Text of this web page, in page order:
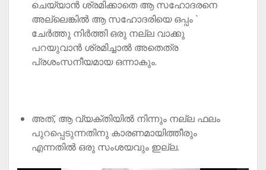
ചെയ്യാൻ ശ്രമിക്കാതെ ആ സഹോദരനെ
അല്ലെങ്കിൽ ആ സഹോദരിയെ ഒപ്പം `
ചേർത്തു നിർത്തി ഒരു നല്ല വാക്കു
പറയുവാൻ ശ്രമിച്ചാൽ അതെത്ര
പ്രശംസനീയമായ ഒന്നാകും.
അത്, ആ വ്യക്തിയിൽ നിന്നും നല്ല ഫലം
പുറപ്പെടുന്നതിനു കാരണമായിത്തീരും
എന്നതിൽ ഒരു സംശയവും ഇല്ല.